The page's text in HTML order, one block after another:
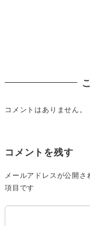
コメントはありません。
コメントを残す
メールアドレスが公開さ
項目です